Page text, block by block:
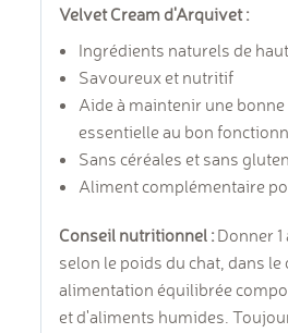
Velvet Cream d'Arquivet :
Ingrédients naturels de
Savoureux et nutritif
Aide à maintenir une
essentielle au bon
Sans céréales et sans
Aliment complémentaire
Conseil nutritionnel : Donner
selon le poids du chat, dans le
alimentation équilibrée
et d'aliments humides.